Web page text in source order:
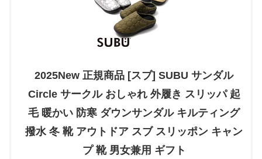
2025New 正規商品 [スブ] SUBU サンダル
Circle サークル おしゃれ 外履き スリッパ 起
毛 暖かい 防寒 ダウンサンダル キルティング
撥水 冬 靴 アウトドア スブ スリッポン キャン
プ 靴 男女兼用 ギフト